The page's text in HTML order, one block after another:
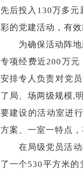
先后投入130万多
彩的党建活动，有
为确保活动阵地
专项经费近200万元
安排专人负责对党
了局、场两级规模,
要建设的活动室进
方案、一室一特点，
在局级党员活动
了一个530平方米